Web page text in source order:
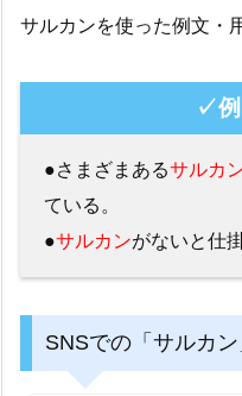
サルカンを使った例文・
✓例
●さまざまあるサルカ
ている。
●サルカンがないと仕
SNSでの「サルカ